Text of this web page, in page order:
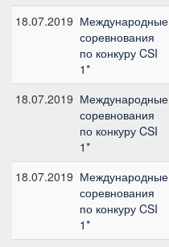
18.07.2019 Международные
соревнования
по конкуру CSI
1*
18.07.2019 Международные
соревнования
по конкуру CSI
1*
18.07.2019 Международные
соревнования
по конкуру CSI
1*